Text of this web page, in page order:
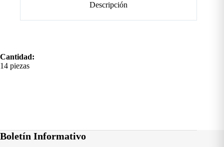
Descripción
Cantidad:
14 piezas
Boletín Informativo